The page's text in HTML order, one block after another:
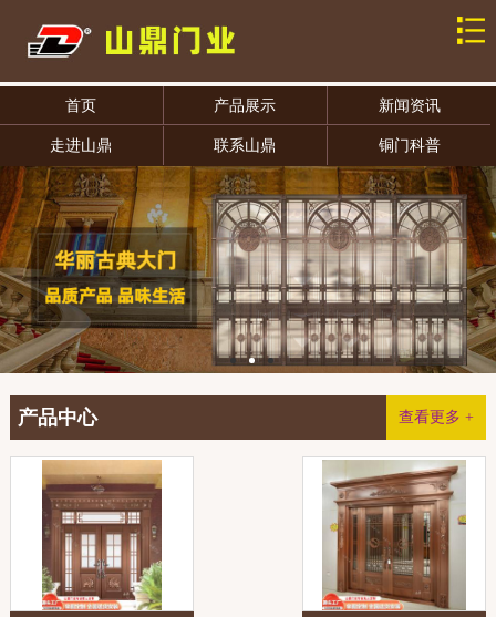
首页 产品展示 新闻资讯
走进山鼎 联系山鼎 铜门科普
查看更多 +
产品中心